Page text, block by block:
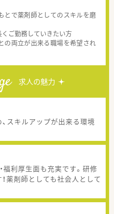
で薬剤師としてのスキルを磨
ご勤務していきたい方
両立が出来る職場を希望され
求人の魅力
スキルアップが出来る環境
福利厚生面も充実です。研修
薬剤師としても社会人として